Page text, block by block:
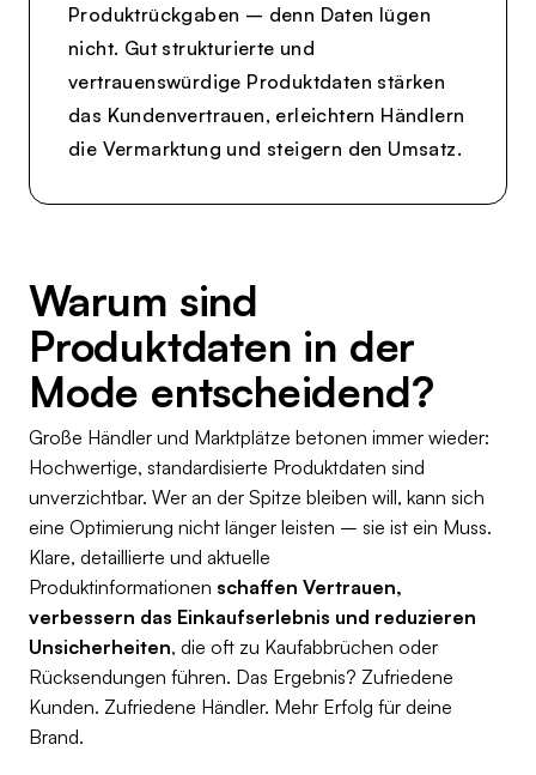
Produktrückgaben – denn Daten lügen
nicht. Gut strukturierte und
vertrauenswürdige Produktdaten stärken
das Kundenvertrauen, erleichtern Händlern
die Vermarktung und steigern den Umsatz.
Warum sind
Produktdaten in der
Mode entscheidend?
Große Händler und Marktplätze betonen immer wieder:
Hochwertige, standardisierte Produktdaten sind
unverzichtbar. Wer an der Spitze bleiben will, kann sich
eine Optimierung nicht länger leisten – sie ist ein Muss.
Klare, detaillierte und aktuelle
Produktinformationen schaffen Vertrauen,
verbessern das Einkaufserlebnis und reduzieren
Unsicherheiten, die oft zu Kaufabbrüchen oder
Rücksendungen führen. Das Ergebnis? Zufriedene
Kunden. Zufriedene Händler. Mehr Erfolg für deine
Brand.